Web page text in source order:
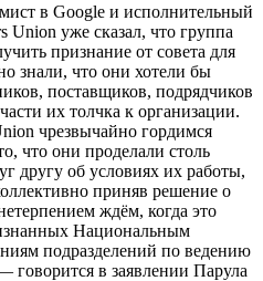
в Google и исполнительный
Union уже сказал, что группа
признание от совета для
знали, что они хотели бы
поставщиков, подрядчиков
их толчка к организации.
чрезвычайно гордимся
что они проделали столь
другу об условиях их работы,
приняв решение о
ждём, когда это
Национальным
подразделений по ведению
говорится в заявлении Парула